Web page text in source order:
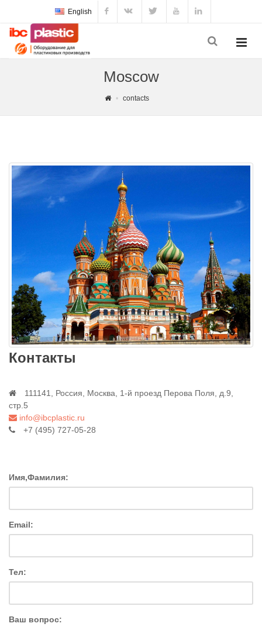
English
Moscow
contacts
Контакты
111141, Россия, Москва, 1-й проезд Перова Поля, д.9,
стр.5
info@ibcplastic.ru
+7 (495) 727-05-28
Имя,Фамилия:
Email:
Тел:
Ваш вопрос: